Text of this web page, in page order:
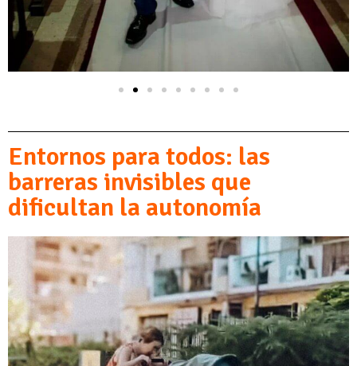
Entornos para todos: las
barreras invisibles que
dificultan la autonomía